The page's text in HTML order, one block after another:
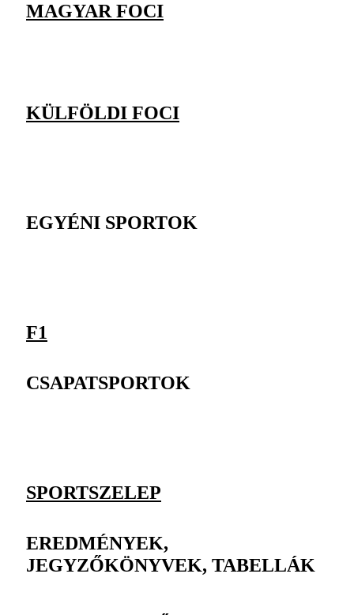
MAGYAR FOCI
KÜLFÖLDI FOCI
EGYÉNI SPORTOK
F1
CSAPATSPORTOK
SPORTSZELEP
EREDMÉNYEK,
JEGYZŐKÖNYVEK, TABELLÁK